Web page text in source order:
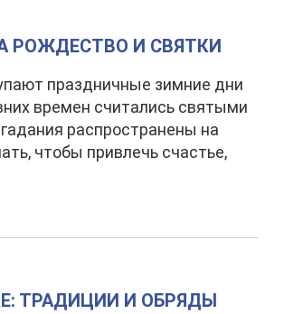
РОЖДЕСТВО И СВЯТКИ
праздничные зимние дни
времен считались святыми
распространены на
чтобы привлечь счастье,
ТРАДИЦИИ И ОБРЯДЫ